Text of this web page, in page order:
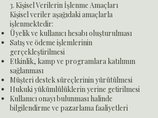
3. Kişisel Verilerin İşlenme Amaçları
Kişisel veriler aşağıdaki amaçlarla
işlenmektedir:
Üyelik ve kullanıcı hesabı oluşturulması
Satış ve ödeme işlemlerinin
gerçekleştirilmesi
Etkinlik, kamp ve programlara katılımın
sağlanması
Müşteri destek süreçlerinin yürütülmesi
Hukuki yükümlülüklerin yerine getirilmesi
Kullanıcı onayı bulunması halinde
bilgilendirme ve pazarlama faaliyetleri